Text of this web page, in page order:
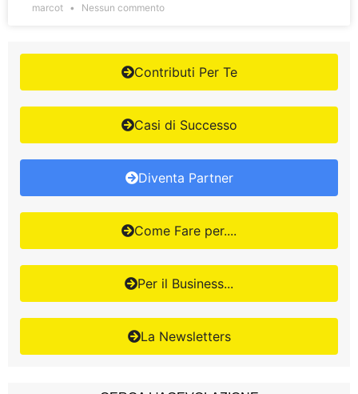
marcot Nessun commento
Contributi Per Te
Casi di Successo
Diventa Partner
Come Fare per....
Per il Business...
La Newsletters